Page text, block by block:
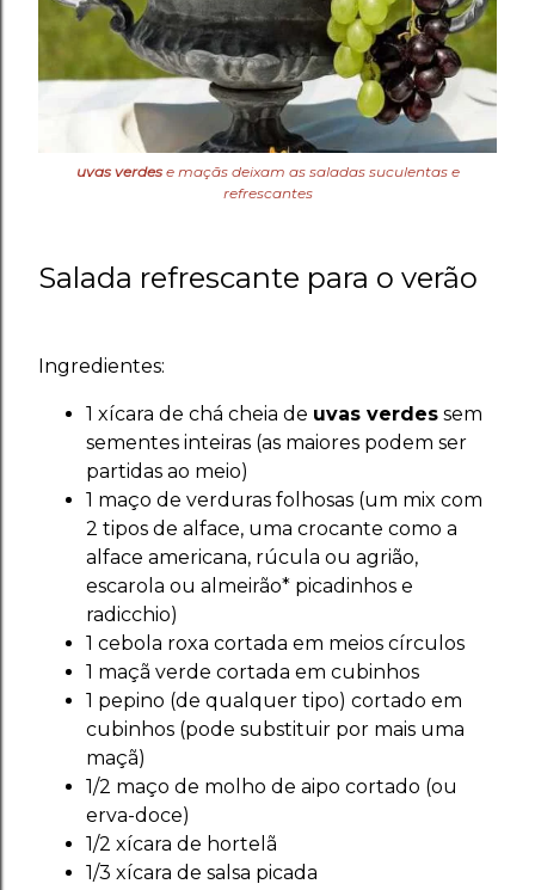
uvas verdese maçãs deixam as saladas suculentas e
refrescantes
Salada refrescante para o verão
Ingredientes:
1 xícara de chá cheia de uvas verdes sem
sementes inteiras (as maiores podem ser
partidas ao meio)
1 maço de verduras folhosas (um mix com
2 tipos de alface, uma crocante como a
alface americana, rúcula ou agrião,
escarola ou almeirão* picadinhos e
radicchio)
1 cebola roxa cortada em meios círculos
1 maçã verde cortada em cubinhos
1 pepino (de qualquer tipo) cortado em
cubinhos (pode substituir por mais uma
maçã)
1/2 maço de molho de aipo cortado (ou
erva-doce)
1/2 xícara de hortelã
1/3 xícara de salsa picada